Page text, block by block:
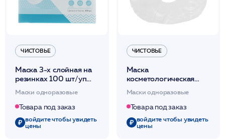
ЧИСТОВЬЕ
Маска 3-х слойная на
резинках 100 шт/уп
(белая) /Чистовье
Маски одноразовые
Товара под заказ
войдите чтобы увидеть
цены
ЧИСТОВЬЕ
Маска
косметологическая
полиэтилен 25 шт/упак
/Чистовье
Маски одноразовые
Товара под заказ
войдите чтобы увидеть
цены